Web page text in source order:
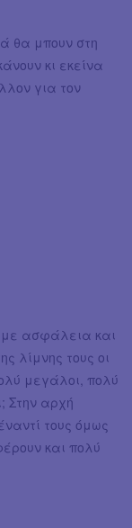
θα μπουν στη
κι εκείνα
για τον
ασφάλεια και
λίμνης τους οι
μεγάλοι, πολύ
Στην αρχή
τους όμως
και πολύ